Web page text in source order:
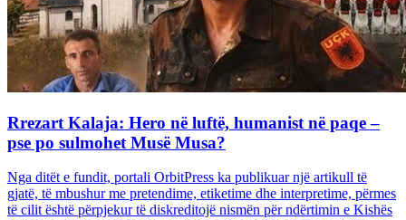
Rrezart Kalaja: Hero në luftë, humanist në paqe –
pse po sulmohet Musë Musa?
Nga ditët e fundit, portali OrbitPress ka publikuar një artikull të
gjatë, të mbushur me pretendime, etiketime dhe interpretime, përmes
të cilit është përpjekur të diskreditojë nismën për ndërtimin e Kishës